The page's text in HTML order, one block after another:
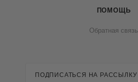
ПОМОЩЬ
Обратная связь
ПОДПИСАТЬСЯ НА РАССЫЛКУ